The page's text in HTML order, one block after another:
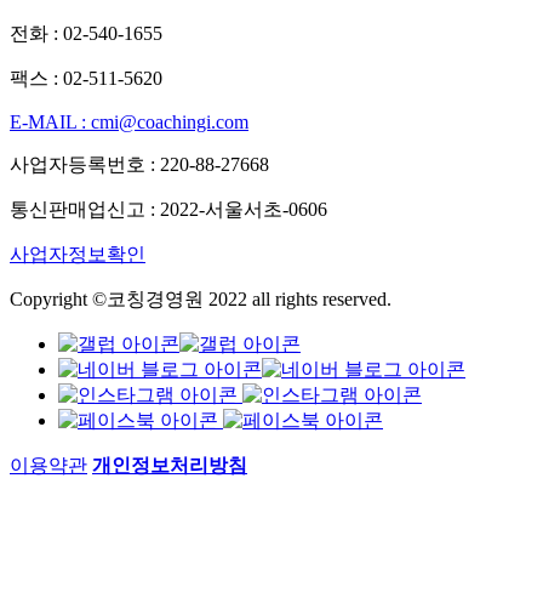
전화 : 02-540-1655
팩스 : 02-511-5620
E-MAIL : cmi@coachingi.com
사업자등록번호 : 220-88-27668
통신판매업신고 : 2022-서울서초-0606
사업자정보확인
Copyright ©코칭경영원 2022 all rights reserved.
이용약관 개인정보처리방침